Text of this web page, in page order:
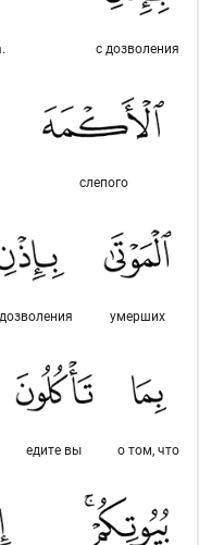
с дозволения
слепого
умерших
о том, что
едите вы